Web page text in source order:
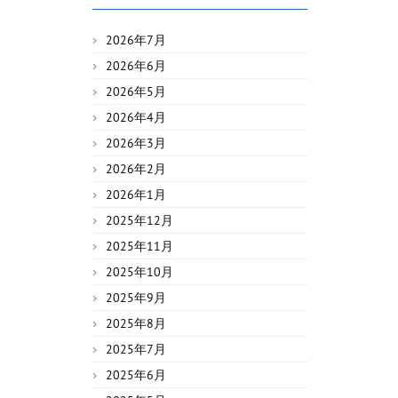
2026年7月
2026年6月
2026年5月
2026年4月
2026年3月
2026年2月
2026年1月
2025年12月
2025年11月
2025年10月
2025年9月
2025年8月
2025年7月
2025年6月